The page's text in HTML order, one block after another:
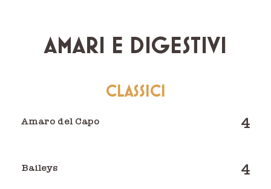
AMARI E DIGESTIVI
CLASSICI
Amaro del Capo 4
Baileys 4